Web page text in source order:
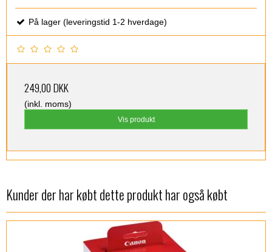
På lager (leveringstid 1-2 hverdage)
249,00 DKK
(inkl. moms)
Vis produkt
Kunder der har købt dette produkt har også købt